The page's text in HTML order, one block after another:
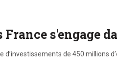
s'engage
de 450 millions